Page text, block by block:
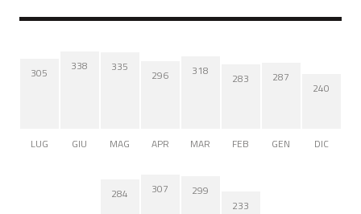
305
LUG
338
GIU
335
MAG
296
APR
318
MAR
283
FEB
287
GEN
240
DIC
284 307 299
233